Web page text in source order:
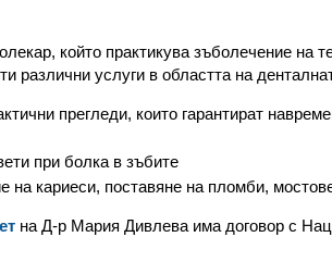
който практикува зъболечение на
различни услуги в областта на
прегледи, които гарантират
при болка в зъбите
на кариеси, поставяне на пломби,
на Д-р Мария Дивлева има договор с